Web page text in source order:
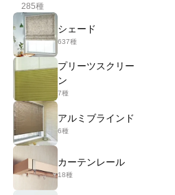
285種
シェード
637種
プリーツスクリー
ン
7種
アルミブラインド
6種
カーテンレール
18種